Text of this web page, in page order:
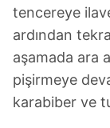
tencereye
ardından
aşamada ara
pişirmeye
karabiber ve